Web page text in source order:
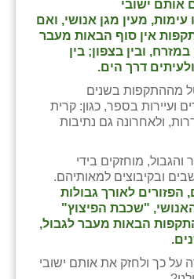
אותם ישובי
מעין מגן אנושי, ואם
אין סוף הבאות מעבר
ובין בצפון; בין
דרך הים.
מההתקפות בשנים
ועיירות בספר, כגון: קרית
ולאחרונה גם נתיבות
והגבול, מוחזקים בידי
ובקיבוצים למאותיהם.
הפזורים לאורך גבולות
"שכבת הפיצוץ"
הבאות מעבר לגבול,
על כך ולחזק את אותם ישובי